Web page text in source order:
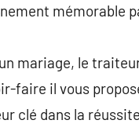
mémorable
mariage, le
faire il vous
clé dans la